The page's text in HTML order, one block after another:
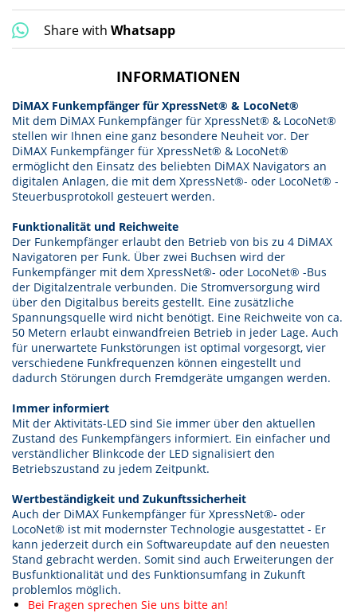
Share with Whatsapp
INFORMATIONEN
DiMAX Funkempfänger für XpressNet® & LocoNet®
Mit dem DiMAX Funkempfänger für XpressNet® & LocoNet®
stellen wir Ihnen eine ganz besondere Neuheit vor. Der
DiMAX Funkempfänger für XpressNet® & LocoNet®
ermöglicht den Einsatz des beliebten DiMAX Navigators an
digitalen Anlagen, die mit dem XpressNet®- oder LocoNet® -
Steuerbusprotokoll gesteuert werden.
Funktionalität und Reichweite
Der Funkempfänger erlaubt den Betrieb von bis zu 4 DiMAX
Navigatoren per Funk. Über zwei Buchsen wird der
Funkempfänger mit dem XpressNet®- oder LocoNet® -Bus
der Digitalzentrale verbunden. Die Stromversorgung wird
über den Digitalbus bereits gestellt. Eine zusätzliche
Spannungsquelle wird nicht benötigt. Eine Reichweite von ca.
50 Metern erlaubt einwandfreien Betrieb in jeder Lage. Auch
für unerwartete Funkstörungen ist optimal vorgesorgt, vier
verschiedene Funkfrequenzen können eingestellt und
dadurch Störungen durch Fremdgeräte umgangen werden.
Immer informiert
Mit der Aktivitäts-LED sind Sie immer über den aktuellen
Zustand des Funkempfängers informiert. Ein einfacher und
verständlicher Blinkcode der LED signalisiert den
Betriebszustand zu jedem Zeitpunkt.
Wertbeständigkeit und Zukunftssicherheit
Auch der DiMAX Funkempfänger für XpressNet®- oder
LocoNet® ist mit modernster Technologie ausgestattet - Er
kann jederzeit durch ein Softwareupdate auf den neuesten
Stand gebracht werden. Somit sind auch Erweiterungen der
Busfunktionalität und des Funktionsumfang in Zukunft
problemlos möglich.
Bei Fragen sprechen Sie uns bitte an!